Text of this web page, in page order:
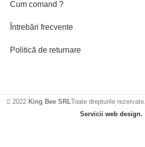
Cum comand ?
Întrebări frecvente
Politică de returnare
2022 King Bee SRLToate drepturile rezervate.
Servicii web design.